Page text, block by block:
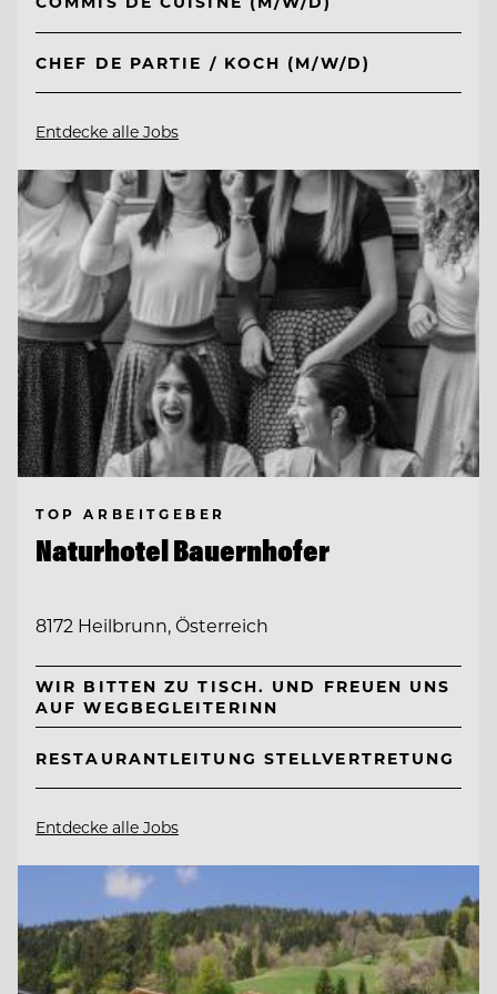
CHEF DE PARTIE / KOCH (M/W/D)
Entdecke alle Jobs
TOP ARBEITGEBER
Naturhotel Bauernhofer
8172 Heilbrunn, Österreich
WIR BITTEN ZU TISCH. UND FREUEN UNS
AUF WEGBEGLEITERINN
RESTAURANTLEITUNG STELLVERTRETUNG
Entdecke alle Jobs